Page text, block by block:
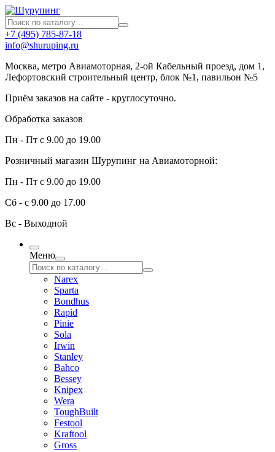
+7 (495) 785-87-18
info@shuruping.ru
Москва, метро Авиамоторная, 2-ой Кабельный проезд, дом 1,
Лефортовский строительный центр, блок №1, павильон №5
Приём заказов на сайте - круглосуточно.
Обработка заказов
Пн - Пт с 9.00 до 19.00
Розничный магазин Шурупинг на Авиамоторной:
Пн - Пт с 9.00 до 19.00
Сб - с 9.00 до 17.00
Вс - Выходной
Меню
Narex
Sparta
Bondhus
Rapid
Pinie
Sola
Irwin
Stanley
Bahco
Bessey
Knipex
Wera
ToughBuilt
Festool
Kraftool
Gross